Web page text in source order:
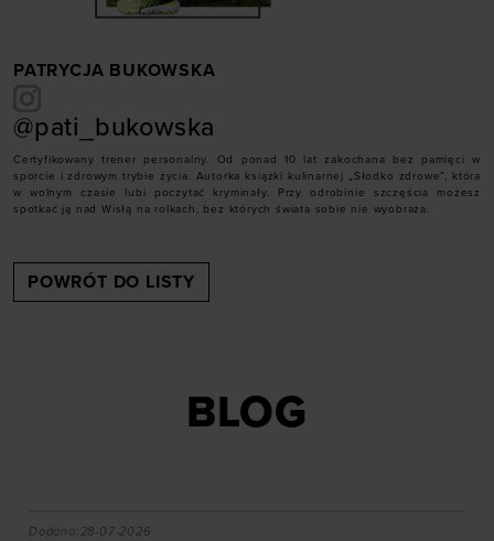
PATRYCJA BUKOWSKA
@pati_bukowska
Certyfikowany trener personalny. Od ponad 10 lat zakochana bez pamięci w
sporcie i zdrowym trybie życia. Autorka książki kulinarnej „Słodko zdrowe”, która
w wolnym czasie lubi poczytać kryminały. Przy odrobinie szczęścia możesz
spotkać ją nad Wisłą na rolkach, bez których świata sobie nie wyobraża.
POWRÓT DO LISTY
BLOG
efekty daje trening?
Orienteering - biegi na orientację. Jak zacząć, jak
Dodano:28-07-2026